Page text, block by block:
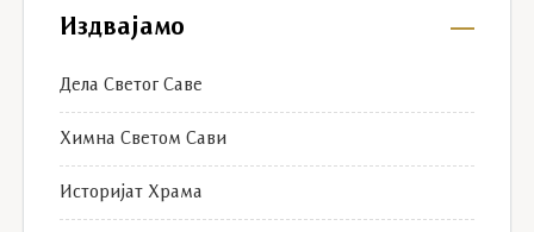
Издвајамо
Дела Светог Саве
Химна Светом Сави
Историјат Храма